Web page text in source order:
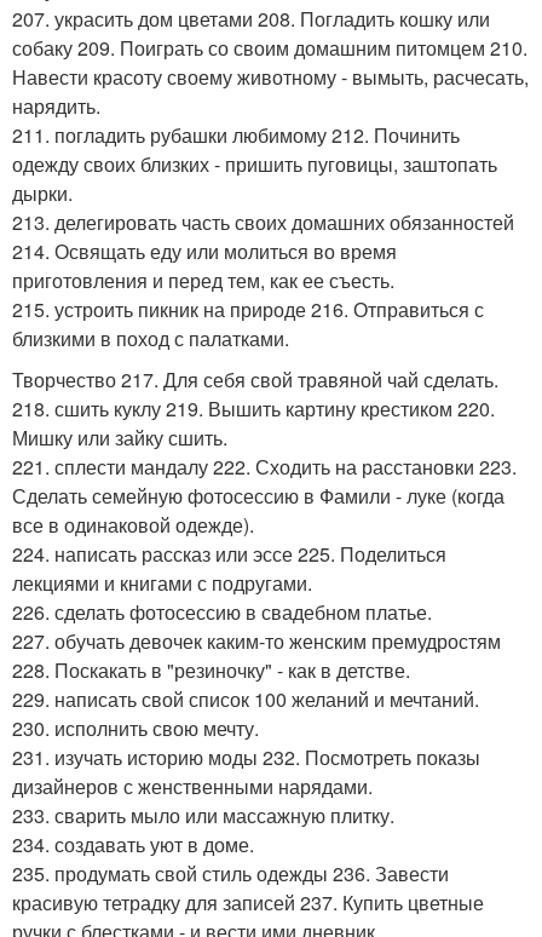
207. украсить дом цветами 208. Погладить кошку или
собаку 209. Поиграть со своим домашним питомцем 210.
Навести красоту своему животному - вымыть, расчесать,
нарядить.
211. погладить рубашки любимому 212. Починить
одежду своих близких - пришить пуговицы, заштопать
дырки.
213. делегировать часть своих домашних обязанностей
214. Освящать еду или молиться во время
приготовления и перед тем, как ее съесть.
215. устроить пикник на природе 216. Отправиться с
близкими в поход с палатками.
Творчество 217. Для себя свой травяной чай сделать.
218. сшить куклу 219. Вышить картину крестиком 220.
Мишку или зайку сшить.
221. сплести мандалу 222. Сходить на расстановки 223.
Сделать семейную фотосессию в Фамили - луке (когда
все в одинаковой одежде).
224. написать рассказ или эссе 225. Поделиться
лекциями и книгами с подругами.
226. сделать фотосессию в свадебном платье.
227. обучать девочек каким-то женским премудростям
228. Поскакать в "резиночку" - как в детстве.
229. написать свой список 100 желаний и мечтаний.
230. исполнить свою мечту.
231. изучать историю моды 232. Посмотреть показы
дизайнеров с женственными нарядами.
233. сварить мыло или массажную плитку.
234. создавать уют в доме.
235. продумать свой стиль одежды 236. Завести
красивую тетрадку для записей 237. Купить цветные